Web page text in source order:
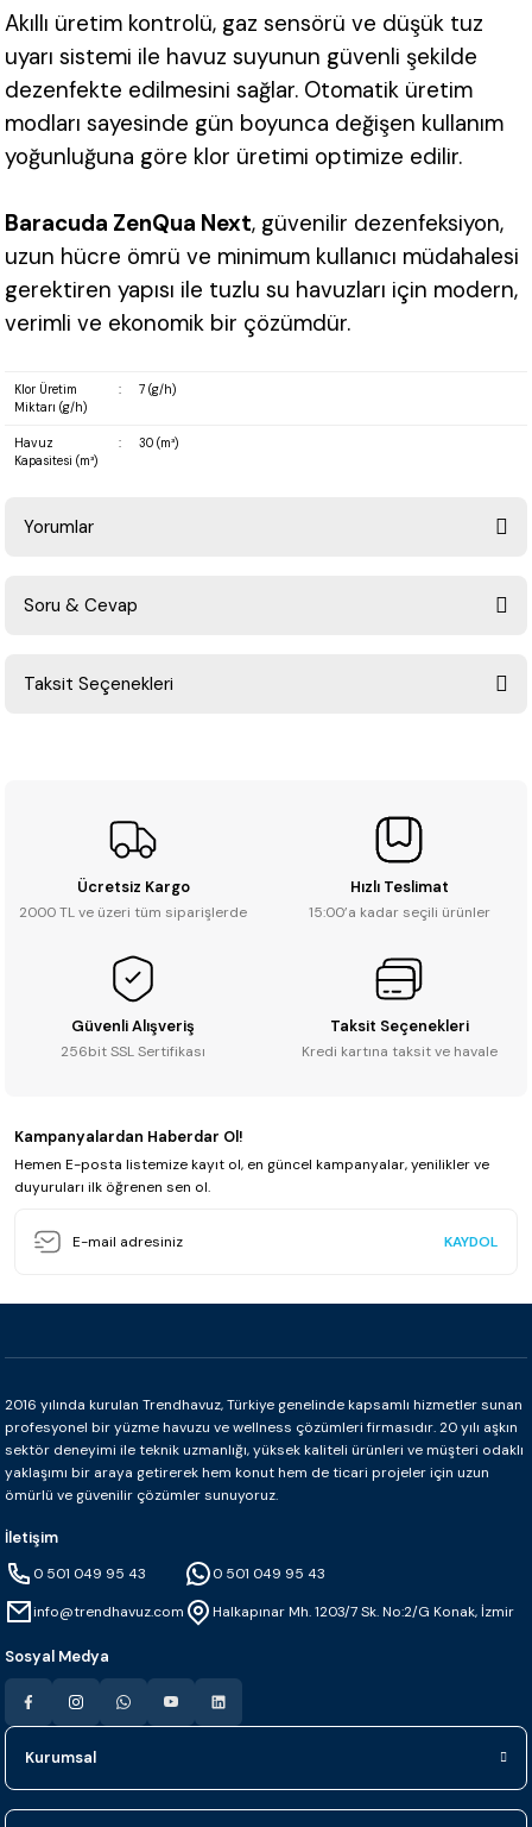
Akıllı üretim kontrolü, gaz sensörü ve düşük tuz
uyarı sistemi ile havuz suyunun güvenli şekilde
dezenfekte edilmesini sağlar. Otomatik üretim
modları sayesinde gün boyunca değişen kullanım
yoğunluğuna göre klor üretimi optimize edilir.
Baracuda ZenQua Next, güvenilir dezenfeksiyon,
uzun hücre ömrü ve minimum kullanıcı müdahalesi
gerektiren yapısı ile tuzlu su havuzları için modern,
verimli ve ekonomik bir çözümdür.
Klor Üretim
Miktarı (g/h)
: 7 (g/h)
Havuz
Kapasitesi (m³)
: 30 (m³)
Yorumlar
Soru & Cevap
Taksit Seçenekleri
Ücretsiz Kargo
2000 TL ve üzeri tüm siparişlerde
Hızlı Teslimat
15:00’a kadar seçili ürünler
Güvenli Alışveriş
256bit SSL Sertifikası
Taksit Seçenekleri
Kredi kartına taksit ve havale
Kampanyalardan Haberdar Ol!
Hemen E-posta listemize kayıt ol, en güncel kampanyalar, yenilikler ve
duyuruları ilk öğrenen sen ol.
KAYDOL
2016 yılında kurulan Trendhavuz, Türkiye genelinde kapsamlı hizmetler sunan
profesyonel bir yüzme havuzu ve wellness çözümleri firmasıdır. 20 yılı aşkın
sektör deneyimi ile teknik uzmanlığı, yüksek kaliteli ürünleri ve müşteri odaklı
yaklaşımı bir araya getirerek hem konut hem de ticari projeler için uzun
ömürlü ve güvenilir çözümler sunuyoruz.
İletişim
0 501 049 95 43
info@trendhavuz.com
0 501 049 95 43
Halkapınar Mh. 1203/7 Sk. No:2/G Konak, İzmir
Sosyal Medya
Kurumsal